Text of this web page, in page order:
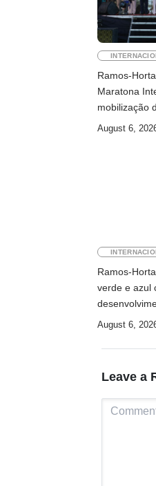
Ramos-
Maratona
mobilização
August 6,
Ramos-
verde e azul
Timor-Leste
August 6,
Leave a